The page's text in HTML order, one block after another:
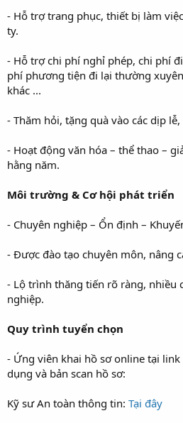
- Hỗ trợ trang phục, thiết bị làm
ty.
- Hỗ trợ chi phí nghỉ phép, chi phí
phí phương tiện đi lại thường
khác ...
- Thăm hỏi, tặng quà vào các dịp
- Hoạt động văn hóa – thể thao –
hằng năm.
Môi trường & Cơ hội phát triển
- Chuyên nghiệp – Ổn định –
- Được đào tạo chuyên môn, nâng
- Lộ trình thăng tiến rõ ràng, nhiều
nghiệp.
Quy trình tuyển chọn
- Ứng viên khai hồ sơ online tại
dụng và bản scan hồ sơ:
Kỹ sư An toàn thông tin: Tại đây